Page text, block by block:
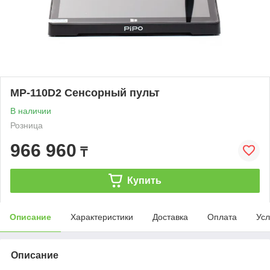
MP-110D2 Сенсорный пульт
В наличии
Розница
966 960 ₸
Купить
Описание Характеристики Доставка Оплата
Описание